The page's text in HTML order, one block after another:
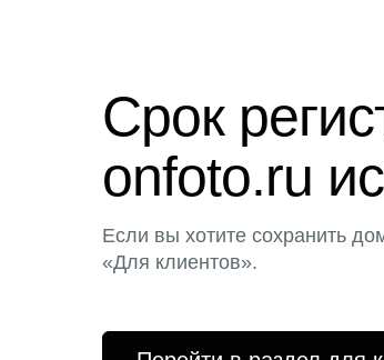
Срок
onfoto.ru
Если вы хотите сохранить
«Для клиентов».